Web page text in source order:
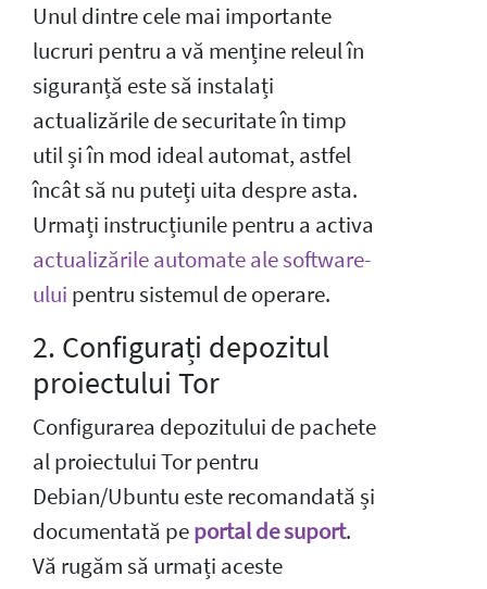
Unul dintre cele mai importante
lucruri pentru a vă menține releul în
siguranță este să instalați
actualizările de securitate în timp
util și în mod ideal automat, astfel
încât să nu puteți uita despre asta.
Urmați instrucțiunile pentru a activa
actualizările automate ale software-
ului pentru sistemul de operare.
2. Configurați depozitul
proiectului Tor
Configurarea depozitului de pachete
al proiectului Tor pentru
Debian/Ubuntu este recomandată și
documentată peportal de suport.
Vă rugăm să urmați aceste